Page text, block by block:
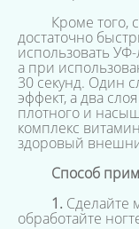
Кроме того,
достаточно
использовать
а при
30 секунд. Один
эффект, а два
плотного и
комплекс
здоровый
Способ
1. Сделайте
обработайте